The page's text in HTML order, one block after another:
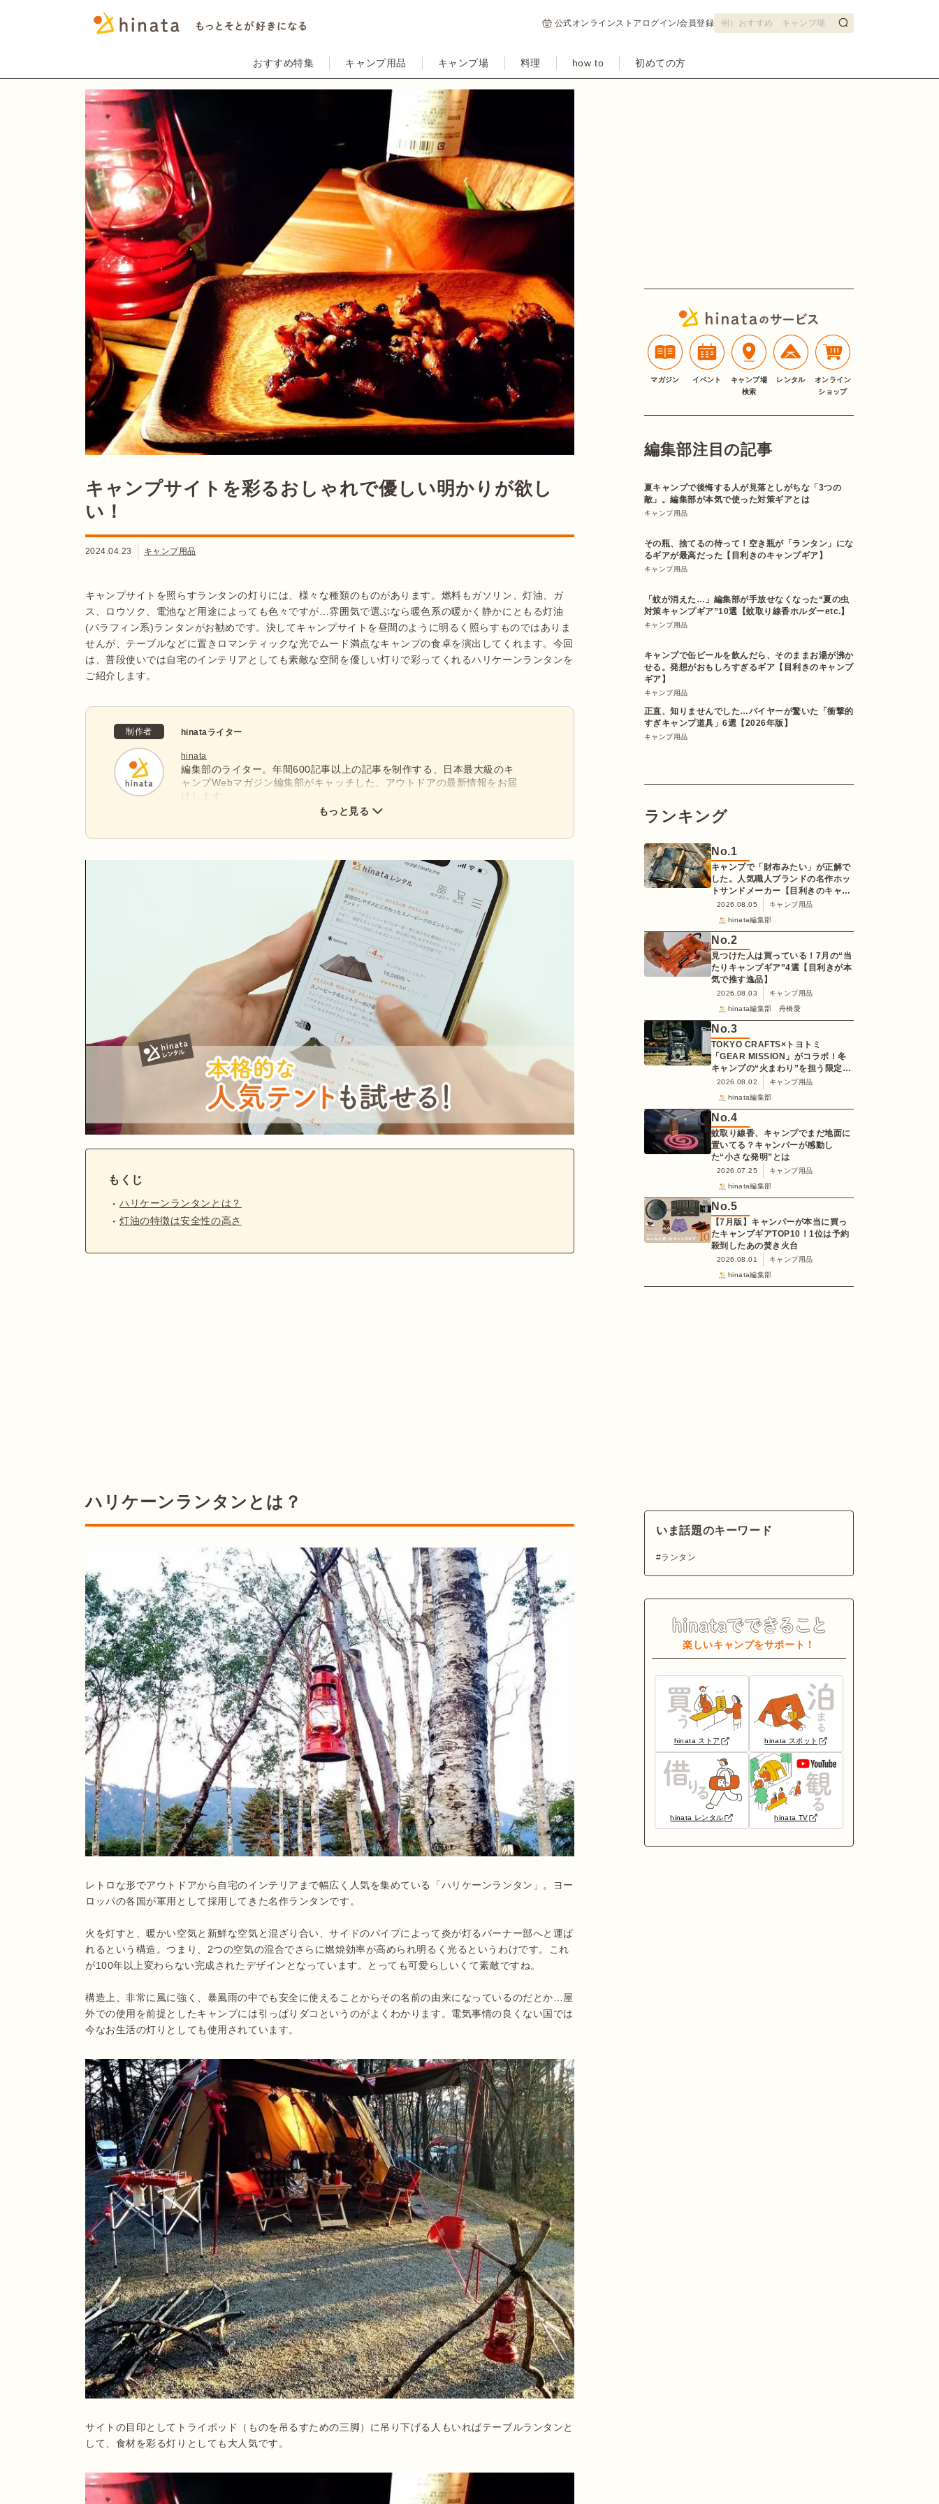
公式オンラインストア ログイン/会員登録
おすすめ特集 キャンプ用品 キャンプ場 料理 how to 初めての方
キャンプサイトを彩るおしゃれで優しい明かりが欲し
い！
2024.04.23 キャンプ用品
キャンプサイトを照らすランタンの灯りには、様々な種類のものがあります。燃料もガソリン、灯油、ガ
ス、ロウソク、電池など用途によっても色々ですが…雰囲気で選ぶなら暖色系の暖かく静かにともる灯油
(パラフィン系)ランタンがお勧めです。決してキャンプサイトを昼間のように明るく照らすものではありま
せんが、テーブルなどに置きロマンティックな光でムード満点なキャンプの食卓を演出してくれます。今回
は、普段使いでは自宅のインテリアとしても素敵な空間を優しい灯りで彩ってくれるハリケーンランタンを
ご紹介します。
制作者 hinataライター
hinata
編集部のライター。年間600記事以上の記事を制作する、日本最大級のキ
ャンプWebマガジン編集部がキャッチした、アウトドアの最新情報をお届
けします。
もっと見る
もくじ
ハリケーンランタンとは？
灯油の特徴は安全性の高さ
ハリケーンランタンとは？
レトロな形でアウトドアから自宅のインテリアまで幅広く人気を集めている「ハリケーンランタン」。ヨー
ロッパの各国が軍用として採用してきた名作ランタンです。
火を灯すと、暖かい空気と新鮮な空気と混ざり合い、サイドのパイプによって炎が灯るバーナー部へと運ば
れるという構造。つまり、2つの空気の混合でさらに燃焼効率が高められ明るく光るというわけです。これ
が100年以上変わらない完成されたデザインとなっています。とっても可愛らしいくて素敵ですね。
構造上、非常に風に強く、暴風雨の中でも安全に使えることからその名前の由来になっているのだとか…屋
外での使用を前提としたキャンプには引っぱりダコというのがよくわかります。電気事情の良くない国では
今なお生活の灯りとしても使用されています。
サイトの目印としてトライポッド（ものを吊るすための三脚）に吊り下げる人もいればテーブルランタンと
して、食材を彩る灯りとしても大人気です。
マガジン イベント
キャンプ場
検索
レンタル
オンライン
ショップ
編集部注目の記事
夏キャンプで後悔する人が見落としがちな「3つの
敵」。編集部が本気で使った対策ギアとは
キャンプ用品
その瓶、捨てるの待って！空き瓶が「ランタン」にな
るギアが最高だった【目利きのキャンプギア】
キャンプ用品
「蚊が消えた…」編集部が手放せなくなった“夏の虫
対策キャンプギア”10選【蚊取り線香ホルダーetc.】
キャンプ用品
キャンプで缶ビールを飲んだら、そのままお湯が沸か
せる。発想がおもしろすぎるギア【目利きのキャンプ
ギア】
キャンプ用品
正直、知りませんでした…バイヤーが驚いた「衝撃的
すぎキャンプ道具」6選【2026年版】
キャンプ用品
ランキング
No.1
キャンプで「財布みたい」が正解で
した。人気職人ブランドの名作ホッ
トサンドメーカー【目利きのキャン
プギア】
2026.08.05
キャンプ用品
hinata編集部
No.2
見つけた人は買っている！7月の“当
たりキャンプギア”4選【目利きが本
気で推す逸品】
2026.08.03
キャンプ用品
hinata編集部 舟橋愛
No.3
TOKYO CRAFTS×トヨトミ
「GEAR MISSION」がコラボ！冬
キャンプの“火まわり”を担う限定
K3クッキングストーブが登場
2026.08.02
キャンプ用品
hinata編集部
No.4
蚊取り線香、キャンプでまだ地面に
置いてる？キャンパーが感動し
た“小さな発明”とは
2026.07.25
キャンプ用品
hinata編集部
No.5
【7月版】キャンパーが本当に買っ
たキャンプギアTOP10！1位は予約
殺到したあの焚き火台
2026.08.01
キャンプ用品
hinata編集部
いま話題のキーワード
ランタン
楽しいキャンプをサポート！
hinata ストア hinata スポット
hinata レンタル hinata TV